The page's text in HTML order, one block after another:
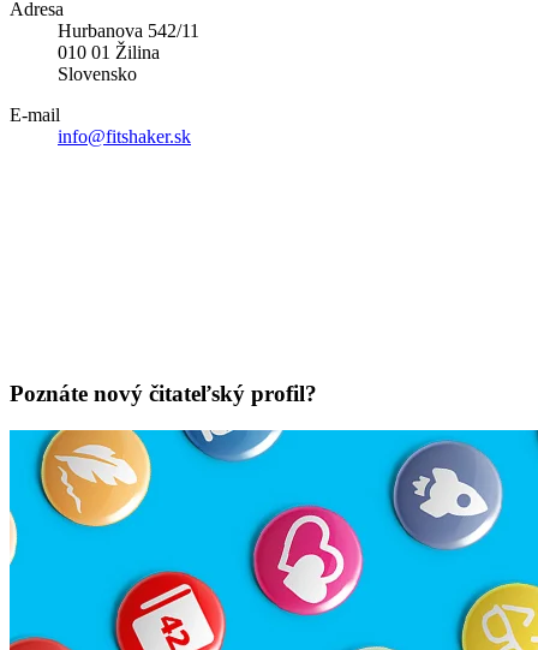
Adresa
Hurbanova 542/11
010 01 Žilina
Slovensko
E-mail
info@fitshaker.sk
Poznáte nový čitateľský profil?